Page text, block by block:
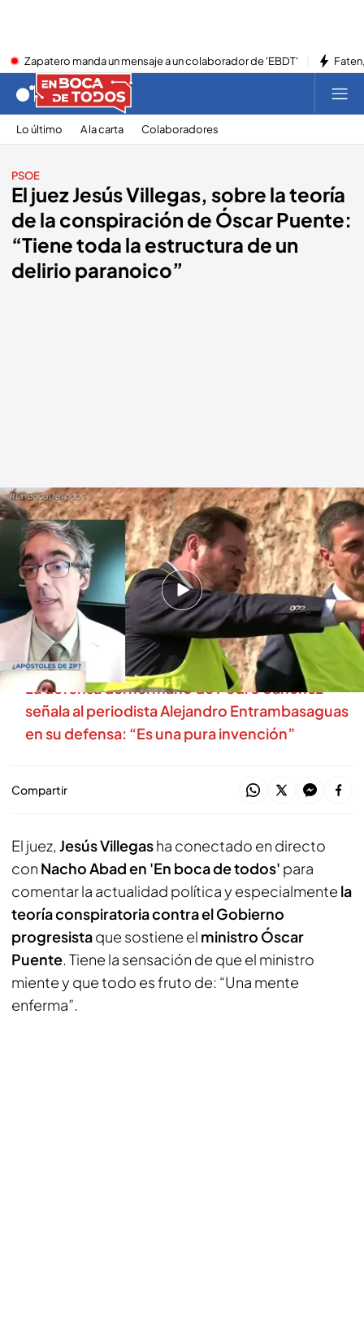
Zapatero manda un mensaje a un colaborador de 'EBDT'
Lo último A la carta Colaboradores
PSOE
El juez Jesús Villegas, sobre la teoría
de la conspiración de Óscar Puente:
“Tiene toda la estructura de un
delirio paranoico”
Jesús Villegas en directo en 'En boca de todos' .cuatro.com
En boca de todos
29 MAY 2026 - 12:33h.
Jesús Villegas, sobre la actuación de Puente:
“El chivo expiatorio es el mejor amigo del
hombre, no el perro”
La defensa del hermano de Pedro Sánchez
señala al periodista Alejandro Entrambasaguas
en su defensa: “Es una pura invención”
Compartir
El juez, Jesús Villegasha conectado en directo
con Nacho Abad en 'En boca de todos' para
comentar la actualidad política y especialmente la
teoría conspiratoria contra el Gobierno
progresistaque sostiene el ministro Óscar
Puente. Tiene la sensación de que el ministro
miente y que todo es fruto de: “Una mente
enferma”.